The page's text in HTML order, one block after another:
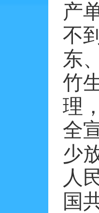
产
不到
东
竹
理，
全
少
人
国